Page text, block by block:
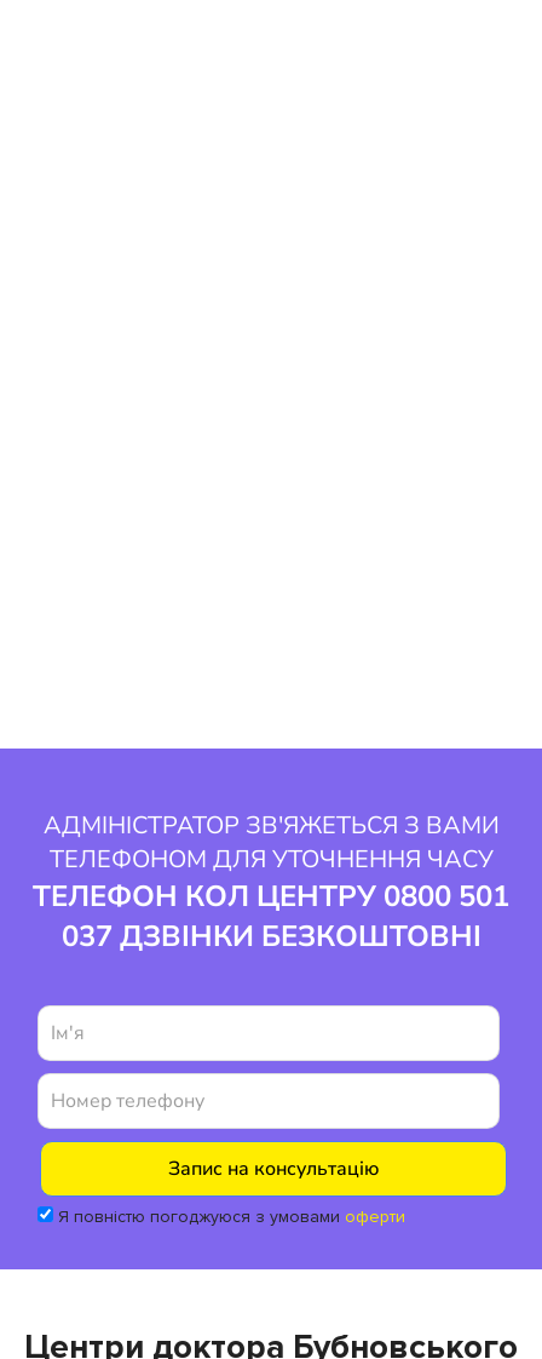
АДМІНІСТРАТОР ЗВ'ЯЖЕТЬСЯ З ВАМИ
ТЕЛЕФОНОМ ДЛЯ УТОЧНЕННЯ ЧАСУ
ТЕЛЕФОН КОЛ ЦЕНТРУ 0800 501
037 ДЗВІНКИ БЕЗКОШТОВНІ
Я повністю погоджуюся з умовамиоферти
Центри доктора Бубновського